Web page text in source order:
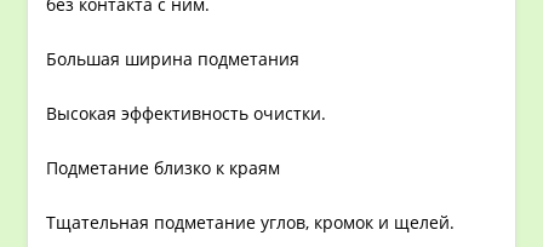
Большая ширина подметания
Высокая эффективность очистки.
Подметание близко к краям
Тщательная подметание углов, кромок и щелей.